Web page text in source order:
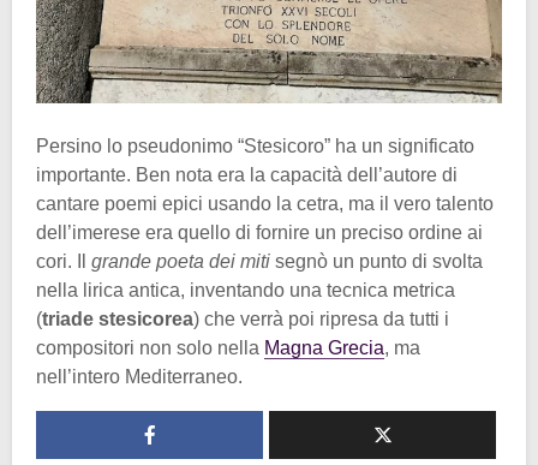
Persino lo pseudonimo “Stesicoro” ha un significato
importante. Ben nota era la capacità dell’autore di
cantare poemi epici usando la cetra, ma il vero talento
dell’imerese era quello di fornire un preciso ordine ai
cori. Il grande poeta dei miti segnò un punto di svolta
nella lirica antica, inventando una tecnica metrica
(triade stesicorea) che verrà poi ripresa da tutti i
compositori non solo nella Magna Grecia, ma
nell’intero Mediterraneo.